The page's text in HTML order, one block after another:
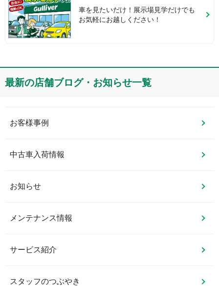
車を見たいだけ！展示場見学だけでも
お気軽にお越しください！
最新の店舗ブログ・お知らせ一覧
お客様事例
中古車入荷情報
お知らせ
メンテナンス情報
サービス紹介
スタッフのつぶやき